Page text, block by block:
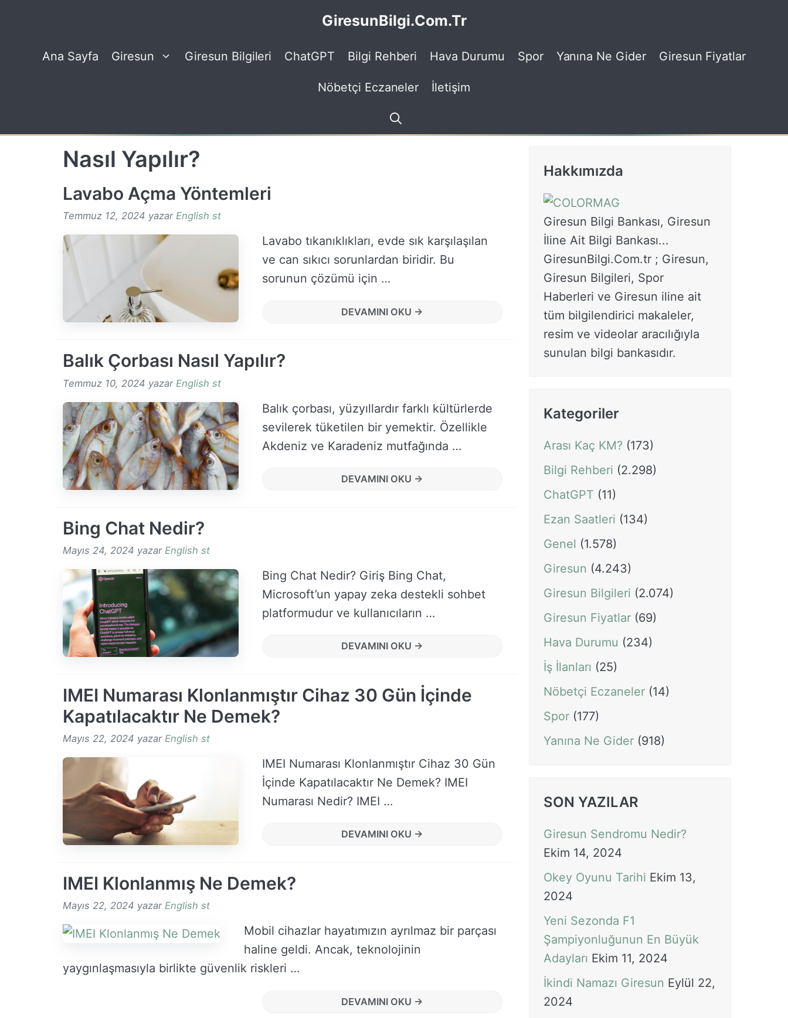
GiresunBilgi.Com.Tr
Ana Sayfa Giresun Giresun Bilgileri ChatGPT Bilgi Rehberi Hava Durumu Spor Yanına Ne Gider Giresun Fiyatlar
Nöbetçi Eczaneler İletişim
Nasıl Yapılır?
Lavabo Açma Yöntemleri
Temmuz 12, 2024 yazar English st
Lavabo tıkanıklıkları, evde sık karşılaşılan
ve can sıkıcı sorunlardan biridir. Bu
sorunun çözümü için …
DEVAMINI OKU →
Balık Çorbası Nasıl Yapılır?
Temmuz 10, 2024 yazar English st
Balık çorbası, yüzyıllardır farklı kültürlerde
sevilerek tüketilen bir yemektir. Özellikle
Akdeniz ve Karadeniz mutfağında …
DEVAMINI OKU →
Bing Chat Nedir?
Mayıs 24, 2024 yazar English st
Bing Chat Nedir? Giriş Bing Chat,
Microsoft’un yapay zeka destekli sohbet
platformudur ve kullanıcıların …
DEVAMINI OKU →
IMEI Numarası Klonlanmıştır Cihaz 30 Gün İçinde
Kapatılacaktır Ne Demek?
Mayıs 22, 2024 yazar English st
IMEI Numarası Klonlanmıştır Cihaz 30 Gün
İçinde Kapatılacaktır Ne Demek? IMEI
Numarası Nedir? IMEI …
DEVAMINI OKU →
IMEI Klonlanmış Ne Demek?
Mayıs 22, 2024 yazar English st
Mobil cihazlar hayatımızın ayrılmaz bir parçası
haline geldi. Ancak, teknolojinin
yaygınlaşmasıyla birlikte güvenlik riskleri …
DEVAMINI OKU →
Hakkımızda
Giresun Bilgi Bankası, Giresun
İline Ait Bilgi Bankası...
GiresunBilgi.Com.tr ; Giresun,
Giresun Bilgileri, Spor
Haberleri ve Giresun iline ait
tüm bilgilendirici makaleler,
resim ve videolar aracılığıyla
sunulan bilgi bankasıdır.
Kategoriler
Arası Kaç KM? (173)
Bilgi Rehberi (2.298)
ChatGPT (11)
Ezan Saatleri (134)
Genel (1.578)
Giresun (4.243)
Giresun Bilgileri (2.074)
Giresun Fiyatlar (69)
Hava Durumu (234)
İş İlanları (25)
Nöbetçi Eczaneler (14)
Spor (177)
Yanına Ne Gider (918)
SON YAZILAR
Giresun Sendromu Nedir?
Ekim 14, 2024
Okey Oyunu Tarihi Ekim 13,
2024
Yeni Sezonda F1
Şampiyonluğunun En Büyük
Adayları Ekim 11, 2024
İkindi Namazı Giresun Eylül 22,
2024